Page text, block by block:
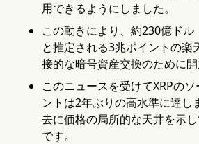
用できるようにしました。
この動きにより、約230億ドル
と推定される3兆ポイントの楽
接的な暗号資産交換のために開
このニュースを受けてXRPの
ントは2年ぶりの高水準に達し
去に価格の局所的な天井を示
です。